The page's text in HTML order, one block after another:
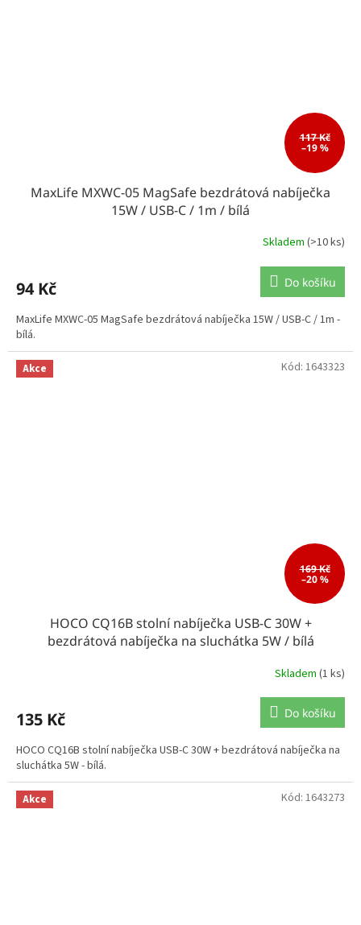
117 Kč
–19 %
MaxLife MXWC-05 MagSafe bezdrátová nabíječka
15W / USB-C / 1m / bílá
Skladem (>10 ks)
94 Kč Do košíku
MaxLife MXWC-05 MagSafe bezdrátová nabíječka 15W / USB-C / 1m -
bílá.
Akce
169 Kč
–20 %
HOCO CQ16B stolní nabíječka USB-C 30W +
bezdrátová nabíječka na sluchátka 5W / bílá
Skladem (1 ks)
135 Kč Do košíku
HOCO CQ16B stolní nabíječka USB-C 30W + bezdrátová nabíječka na
sluchátka 5W - bílá.
Kód: 1643323
Akce Kód: 1643273